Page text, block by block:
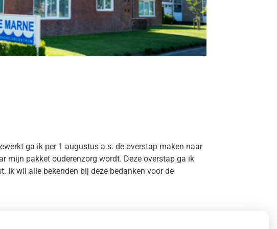
ga ik per 1 augustus a.s. de overstap maken naar
mijn pakket ouderenzorg wordt. Deze overstap ga ik
Ik wil alle bekenden bij deze bedanken voor de